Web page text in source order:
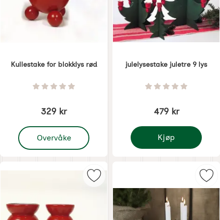
Kullestake for blokklys rød
Varenummer 1353Vurdering: 0 Stjerne av 5
329 kr
Overvåke
, Kullestake for blokklys rød
julelysestake juletre 9 lys
Varenummer 1354Vurdering: 0
479 kr
Kjøp
julelysestake juletre 9
Merk kulljusstake for juletrelys